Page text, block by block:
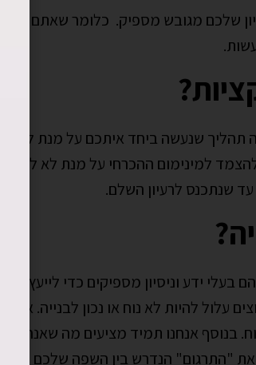
שלכם מגובש מספיק. כלומר שאתם
תהליך שנעשה ביחד איתכם על מנת
למינימום ההכרחי על מנת לא להגדיל
עד שנתכנס לרעיון השלם.
בעלי ידע וניסיון מספיקים כדי לייעץ
להיות לא נוח או נכון לבנייה. אותו
בנוסף אנחנו תמיד מציעים מה שאנחנו
"התרגום" הנדרש בין השפה שלכם לבין